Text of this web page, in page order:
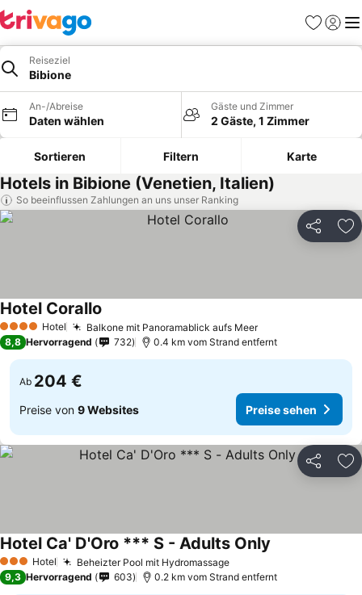
Favoriten
Reiseziel
Bibione
An-/Abreise
Daten wählen
Gäste und Zimmer
2 Gäste, 1 Zimmer
Sortieren Filtern Karte
Hotels in Bibione (Venetien, Italien)
So beeinflussen Zahlungen an uns unser Ranking
Teilen
4 Sterne Hotel Balkone mit Panoramablick aufs Meer
Hotel Corallo
8,8 Hervorragend 732 0.4 km vom Strand entfernt
Ab 204 €
Preise von 9 Websites Preise sehen
Teilen
3 SterneHotel Beheizter Pool mit Hydromassage
Hotel Ca' D'Oro *** S - Adults Only
9,3 Hervorragend 603 0.2 km vom Strand entfernt